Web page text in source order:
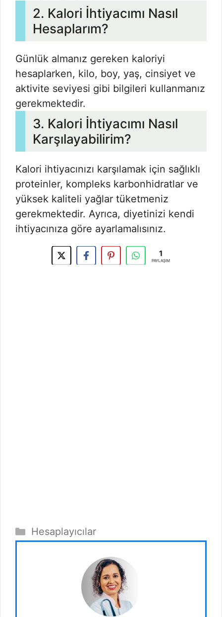
2. Kalori İhtiyacımı Nasıl
Hesaplarım?
Günlük almanız gereken kaloriyi
hesaplarken, kilo, boy, yaş, cinsiyet ve
aktivite seviyesi gibi bilgileri kullanmanız
gerekmektedir.
3. Kalori İhtiyacımı Nasıl
Karşılayabilirim?
Kalori ihtiyacınızı karşılamak için sağlıklı
proteinler, kompleks karbonhidratlar ve
yüksek kaliteli yağlar tüketmeniz
gerekmektedir. Ayrıca, diyetinizi kendi
ihtiyacınıza göre ayarlamalısınız.
1
PAYLAŞIM
Kategoriler
Hesaplayıcılar